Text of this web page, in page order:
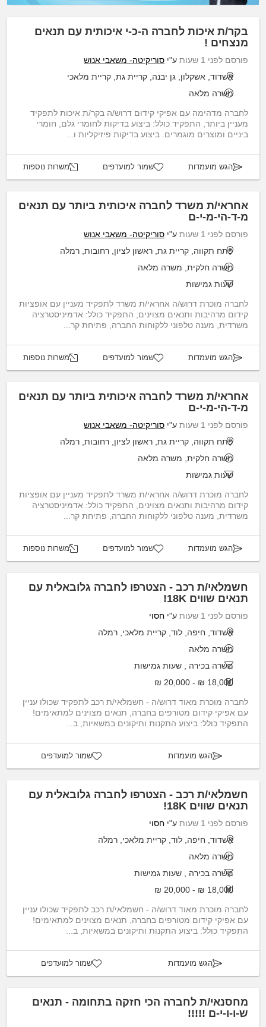
בקר/ת איכות לחברה ה-כ-י איכותית עם תנאים
מנצחים !
פורסם לפני 1 שעות ע"י סוריקיטה- משאבי אנוש
אשדוד, אשקלון, גן יבנה, קריית גת, קריית מלאכי
משרה מלאה
לחברה מדהימה עם אפיקי קידום דרוש/ה בקר/ת איכות לתפקיד
מעניין ביותר, התפקיד כולל: ביצוע בדיקות לחומרי גלם, חומרי
ביניים ומוצרים מוגמרים. ביצוע בדיקות פיזיקליות ו...
הגש מועמדות שמור למועדפים משרות נוספות
אחראי/ת משרד לחברה איכותית ביותר עם תנאים
מ-ד-הי-מ-י-ם
פורסם לפני 1 שעות ע"י סוריקיטה- משאבי אנוש
פתח תקווה, קריית גת, ראשון לציון, רחובות, רמלה
משרה חלקית, משרה מלאה
שעות גמישות
לחברה מוכרת דרוש/ה אחראי/ת משרד לתפקיד מעניין עם אופציות
קידום מרהיבות ותנאים מצוינים, התפקיד כולל: אדמיניסטרציה
משרדית, מענה טלפוני ללקוחות החברה, פתיחת קר...
הגש מועמדות שמור למועדפים משרות נוספות
אחראי/ת משרד לחברה איכותית ביותר עם תנאים
מ-ד-הי-מ-י-ם
פורסם לפני 1 שעות ע"י סוריקיטה- משאבי אנוש
פתח תקווה, קריית גת, ראשון לציון, רחובות, רמלה
משרה חלקית, משרה מלאה
שעות גמישות
לחברה מוכרת דרוש/ה אחראי/ת משרד לתפקיד מעניין עם אופציות
קידום מרהיבות ותנאים מצוינים, התפקיד כולל: אדמיניסטרציה
משרדית, מענה טלפוני ללקוחות החברה, פתיחת קר...
הגש מועמדות שמור למועדפים משרות נוספות
חשמלאי/ת רכב - הצטרפו לחברה גלובאלית עם
תנאים שווים 18K!
פורסם לפני 1 שעות ע"י חסוי
אשדוד, חיפה, לוד, קריית מלאכי, רמלה
משרה מלאה
משרה בכירה
שעות גמישות
18,000 ₪ - 20,000 ₪
לחברה מוכרת מאוד דרוש/ה - חשמלאי/ת רכב לתפקיד שכולו עניין
עם אפיקי קידום מטורפים בחברה, תנאים מצוינים למתאימים!
התפקיד כולל: ביצוע התקנות ותיקונים במשאיות, ב...
הגש מועמדות שמור למועדפים
חשמלאי/ת רכב - הצטרפו לחברה גלובאלית עם
תנאים שווים 18K!
פורסם לפני 1 שעות ע"י חסוי
אשדוד, חיפה, לוד, קריית מלאכי, רמלה
משרה מלאה
משרה בכירה
שעות גמישות
18,000 ₪ - 20,000 ₪
לחברה מוכרת מאוד דרוש/ה - חשמלאי/ת רכב לתפקיד שכולו עניין
עם אפיקי קידום מטורפים בחברה, תנאים מצוינים למתאימים!
התפקיד כולל: ביצוע התקנות ותיקונים במשאיות, ב...
הגש מועמדות שמור למועדפים
מחסנאי/ת לחברה הכי חזקה בתחומה - תנאים
ש-ו-ו-י-ם !!!!!